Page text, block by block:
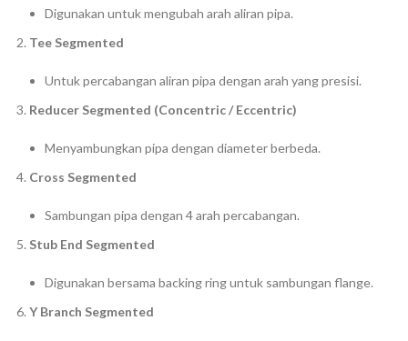
Digunakan untuk mengubah arah aliran pipa.
Tee Segmented
Untuk percabangan aliran pipa dengan arah yang presisi.
Reducer Segmented (Concentric / Eccentric)
Menyambungkan pipa dengan diameter berbeda.
Cross Segmented
Sambungan pipa dengan 4 arah percabangan.
Stub End Segmented
Digunakan bersama backing ring untuk sambungan flange.
Y Branch Segmented